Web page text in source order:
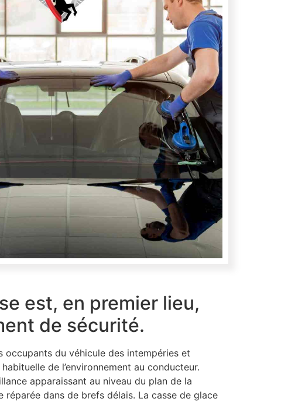
est, en premier lieu,
de sécurité.
du véhicule des intempéries et
de l’environnement au conducteur.
apparaissant au niveau du plan de la
réparée dans de brefs délais. La casse de glace